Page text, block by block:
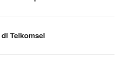
Telkomsel